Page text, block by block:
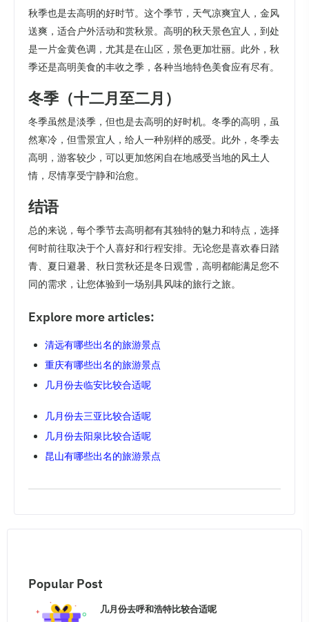
秋季也是去高明的好时节。这个季节，天气凉爽宜人，金风
送爽，适合户外活动和赏秋景。高明的秋天景色宜人，到处
是一片金黄色调，尤其是在山区，景色更加壮丽。此外，秋
季还是高明美食的丰收之季，各种当地特色美食应有尽有。
冬季（十二月至二月）
冬季虽然是淡季，但也是去高明的好时机。冬季的高明，虽
然寒冷，但雪景宜人，给人一种别样的感受。此外，冬季去
高明，游客较少，可以更加悠闲自在地感受当地的风土人
情，尽情享受宁静和治愈。
结语
总的来说，每个季节去高明都有其独特的魅力和特点，选择
何时前往取决于个人喜好和行程安排。无论您是喜欢春日踏
青、夏日避暑、秋日赏秋还是冬日观雪，高明都能满足您不
同的需求，让您体验到一场别具风味的旅行之旅。
Explore more articles:
清远有哪些出名的旅游景点
重庆有哪些出名的旅游景点
几月份去临安比较合适呢
几月份去三亚比较合适呢
几月份去阳泉比较合适呢
昆山有哪些出名的旅游景点
Popular Post
几月份去呼和浩特比较合适呢